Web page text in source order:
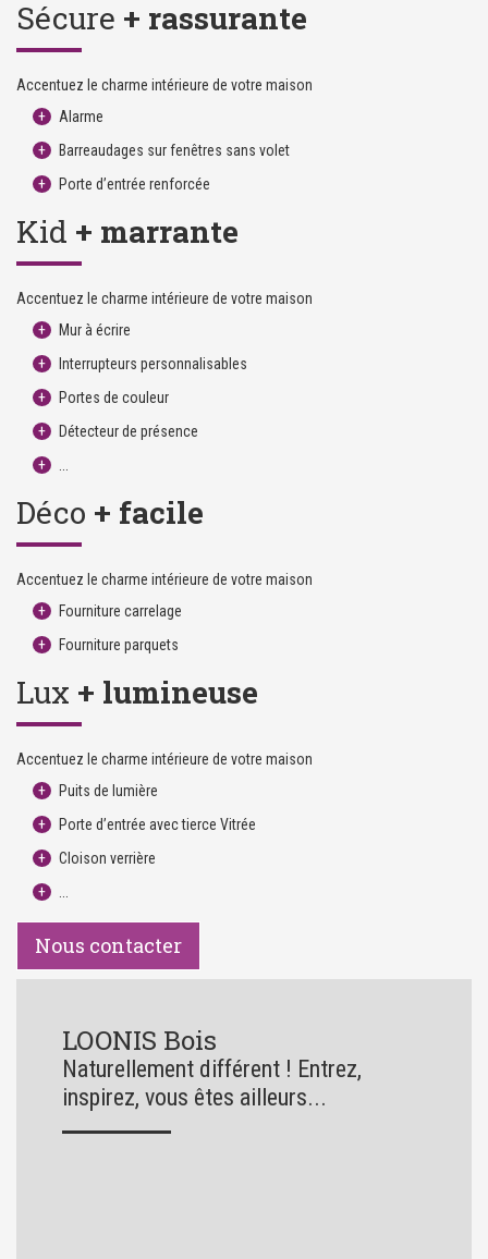
Sécure + rassurante
Accentuez le charme intérieure de votre maison
Alarme
Barreaudages sur fenêtres sans volet
Porte d’entrée renforcée
Kid + marrante
Accentuez le charme intérieure de votre maison
Mur à écrire
Interrupteurs personnalisables
Portes de couleur
Détecteur de présence
...
Déco + facile
Accentuez le charme intérieure de votre maison
Fourniture carrelage
Fourniture parquets
Lux + lumineuse
Accentuez le charme intérieure de votre maison
Puits de lumière
Porte d’entrée avec tierce Vitrée
Cloison verrière
...
Nous contacter
LOONIS Bois
Naturellement différent ! Entrez,
inspirez, vous êtes ailleurs...